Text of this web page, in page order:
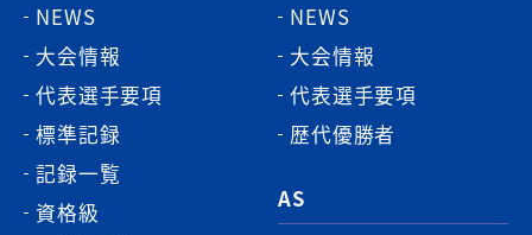
NEWS
大会情報
代表選手要項
標準記録
記録一覧
資格級
NEWS
大会情報
代表選手要項
歴代優勝者
AS